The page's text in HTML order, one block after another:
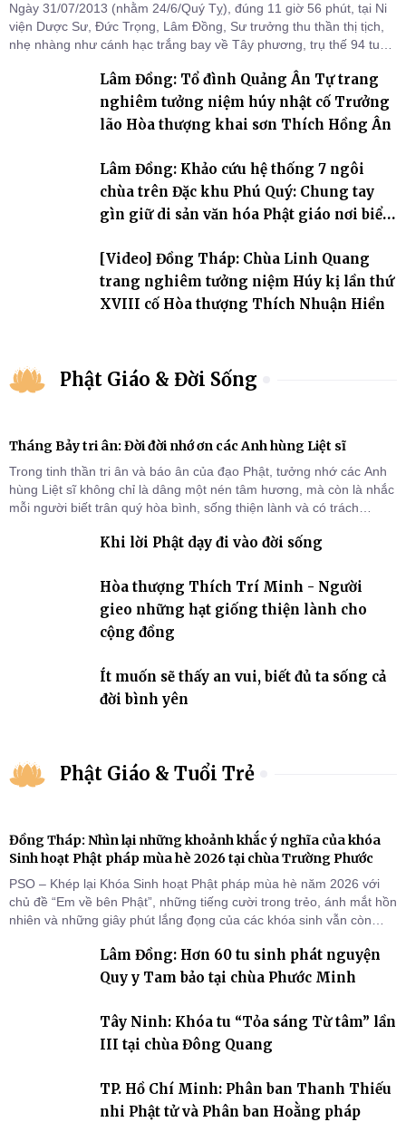
Ngày 31/07/2013 (nhằm 24/6/Quý Tỵ), đúng 11 giờ 56 phút, tại Ni
viện Dược Sư, Đức Trọng, Lâm Đồng, Sư trưởng thu thần thị tịch,
nhẹ nhàng như cánh hạc trắng bay về Tây phương, trụ thế 94 tuổi
Lâm Đồng: Tổ đình Quảng Ân Tự trang
nghiêm tưởng niệm húy nhật cố Trưởng
lão Hòa thượng khai sơn Thích Hồng Ân
Lâm Đồng: Khảo cứu hệ thống 7 ngôi
chùa trên Đặc khu Phú Quý: Chung tay
gìn giữ di sản văn hóa Phật giáo nơi biển
[Video] Đồng Tháp: Chùa Linh Quang
trang nghiêm tưởng niệm Húy kị lần thứ
XVIII cố Hòa thượng Thích Nhuận Hiền
Phật Giáo & Đời Sống
Tháng Bảy tri ân: Đời đời nhớ ơn các Anh hùng Liệt sĩ
Trong tinh thần tri ân và báo ân của đạo Phật, tưởng nhớ các Anh
hùng Liệt sĩ không chỉ là dâng một nén tâm hương, mà còn là nhắc
mỗi người biết trân quý hòa bình, sống thiện lành và có trách
Khi lời Phật dạy đi vào đời sống
Hòa thượng Thích Trí Minh - Người
gieo những hạt giống thiện lành cho
cộng đồng
Ít muốn sẽ thấy an vui, biết đủ ta sống cả
đời bình yên
Phật Giáo & Tuổi Trẻ
Đồng Tháp: Nhìn lại những khoảnh khắc ý nghĩa của khóa
Sinh hoạt Phật pháp mùa hè 2026 tại chùa Trường Phước
PSO – Khép lại Khóa Sinh hoạt Phật pháp mùa hè năm 2026 với
chủ đề “Em về bên Phật”, những tiếng cười trong trẻo, ánh mắt hồn
nhiên và những giây phút lắng đọng của các khóa sinh vẫn còn
Tháp). Những tuần tu học ngắn ngủi nhưng đã trở thành hành
trang quý báu, gieo những hạt giống thiện l
Lâm Đồng: Hơn 60 tu sinh phát nguyện
Quy y Tam bảo tại chùa Phước Minh
Tây Ninh: Khóa tu “Tỏa sáng Từ tâm” lần
III tại chùa Đông Quang
TP. Hồ Chí Minh: Phân ban Thanh Thiếu
nhi Phật tử và Phân ban Hoằng pháp